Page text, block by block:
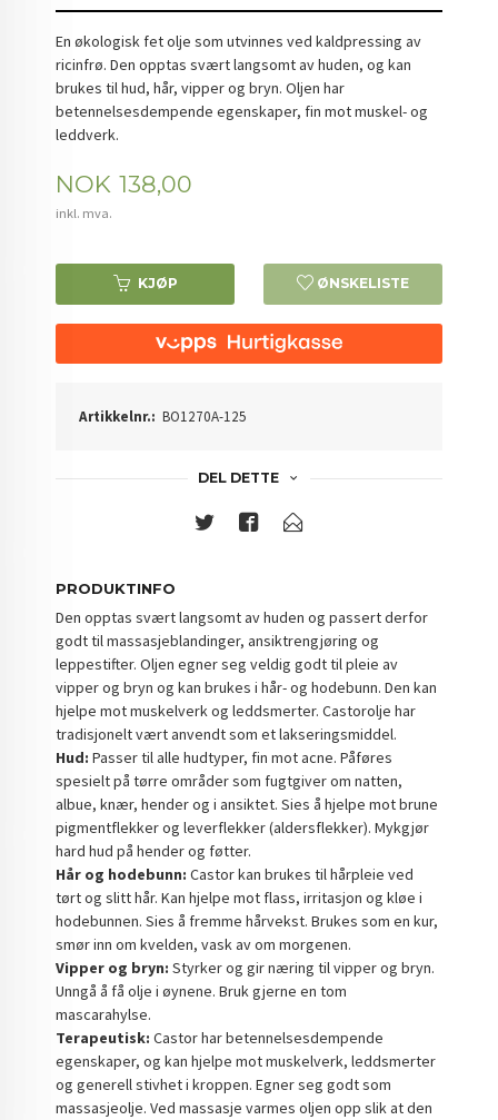
En økologisk fet olje som utvinnes ved kaldpressing av
ricinfrø. Den opptas svært langsomt av huden, og kan
brukes til hud, hår, vipper og bryn. Oljen har
betennelsesdempende egenskaper, fin mot muskel- og
leddverk.
Pris
NOK 138,00
inkl. mva.
KJØP ØNSKELISTE
Artikkelnr.: BO1270A-125
DEL DETTE
PRODUKTINFO
Den opptas svært langsomt av huden og passert derfor
godt til massasjeblandinger, ansiktrengjøring og
leppestifter. Oljen egner seg veldig godt til pleie av
vipper og bryn og kan brukes i hår- og hodebunn. Den kan
hjelpe mot muskelverk og leddsmerter. Castorolje har
tradisjonelt vært anvendt som et lakseringsmiddel.
Hud: Passer til alle hudtyper, fin mot acne. Påføres
spesielt på tørre områder som fugtgiver om natten,
albue, knær, hender og i ansiktet. Sies å hjelpe mot brune
pigmentflekker og leverflekker (aldersflekker). Mykgjør
hard hud på hender og føtter.
Hår og hodebunn: Castor kan brukes til hårpleie ved
tørt og slitt hår. Kan hjelpe mot flass, irritasjon og kløe i
hodebunnen. Sies å fremme hårvekst. Brukes som en kur,
smør inn om kvelden, vask av om morgenen.
Vipper og bryn: Styrker og gir næring til vipper og bryn.
Unngå å få olje i øynene. Bruk gjerne en tom
mascarahylse.
Terapeutisk: Castor har betennelsesdempende
egenskaper, og kan hjelpe mot muskelverk, leddsmerter
og generell stivhet i kroppen. Egner seg godt som
massasjeolje. Ved massasje varmes oljen opp slik at den